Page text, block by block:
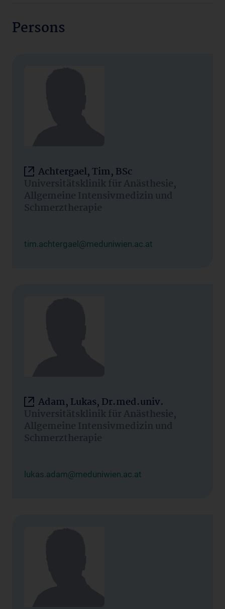
Persons
Achtergael, Tim, BSc
Universitätsklinik für Anästhesie,
Allgemeine Intensivmedizin und
Schmerztherapie
tim.achtergael@meduniwien.ac.at
Adam, Lukas, Dr.med.univ.
Universitätsklinik für Anästhesie,
Allgemeine Intensivmedizin und
Schmerztherapie
lukas.adam@meduniwien.ac.at